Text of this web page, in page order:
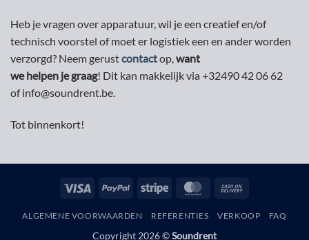
Heb je vragen over apparatuur, wil je een creatief en/of
technisch voorstel of moet er logistiek een en ander worden
verzorgd? Neem gerustcontactop,want
we helpen je graag! Dit kan makkelijk via +32490 42 06 62
of info@soundrent.be.
Tot binnenkort!
Visa PayPal Stripe MasterCard
Delivery
ALGEMENE VOORWAARDEN REFERENTIES VERKOOP FAQ
Copyright 2026 ©Soundrent